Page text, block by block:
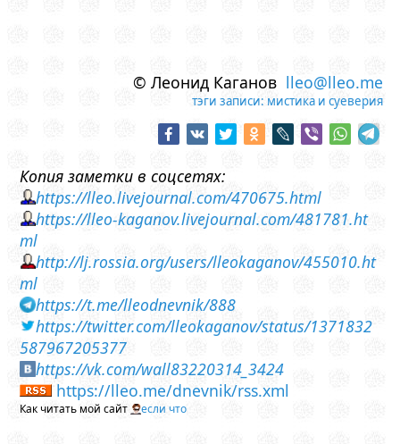
© Леонид Каганов lleo@lleo.me
тэги записи: мистика и суеверия
Копия заметки в соцсетях:
https://lleo.livejournal.com/470675.html
https://lleo-kaganov.livejournal.com/481781.ht
ml
http://lj.rossia.org/users/lleokaganov/455010.ht
ml
https://t.me/lleodnevnik/888
https://twitter.com/lleokaganov/status/1371832
587967205377
https://vk.com/wall83220314_3424
https://lleo.me/dnevnik/rss.xml
Как читать мой сайт если что